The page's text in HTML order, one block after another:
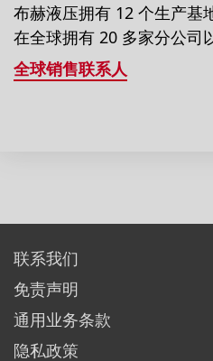
布赫液压拥有 12 个生产基
在全球拥有 20 多家分公司
全球销售联系人
联系我们
免责声明
通用业务条款
隐私政策